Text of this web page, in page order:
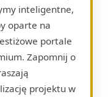
inteligentne,
oparte na
portale
Zapomnij o
projektu w